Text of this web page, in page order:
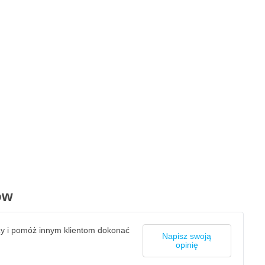
i pomóż innym klientom dokonać
Napisz swoją
opinię